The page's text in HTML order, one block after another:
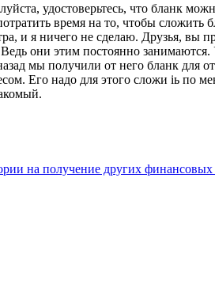
удостоверьтесь, что бланк
время на то, чтобы сложить
и я ничего не сделаю. Друзья, вы
они этим постоянно
мы получили от него бланк для
Его надо для этого сложи iь по
на получение других финансовых